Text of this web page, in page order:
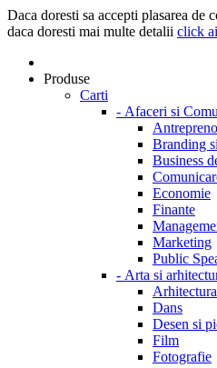
Daca doresti sa accepti plasarea
daca doresti mai multe detalii click
Produse
Carti
- Afaceri si
Branding
Business
Economie
Finante
Marketing
Public
- Arta si
Arhitectura
Dans
Desen si
Film
Fotografie